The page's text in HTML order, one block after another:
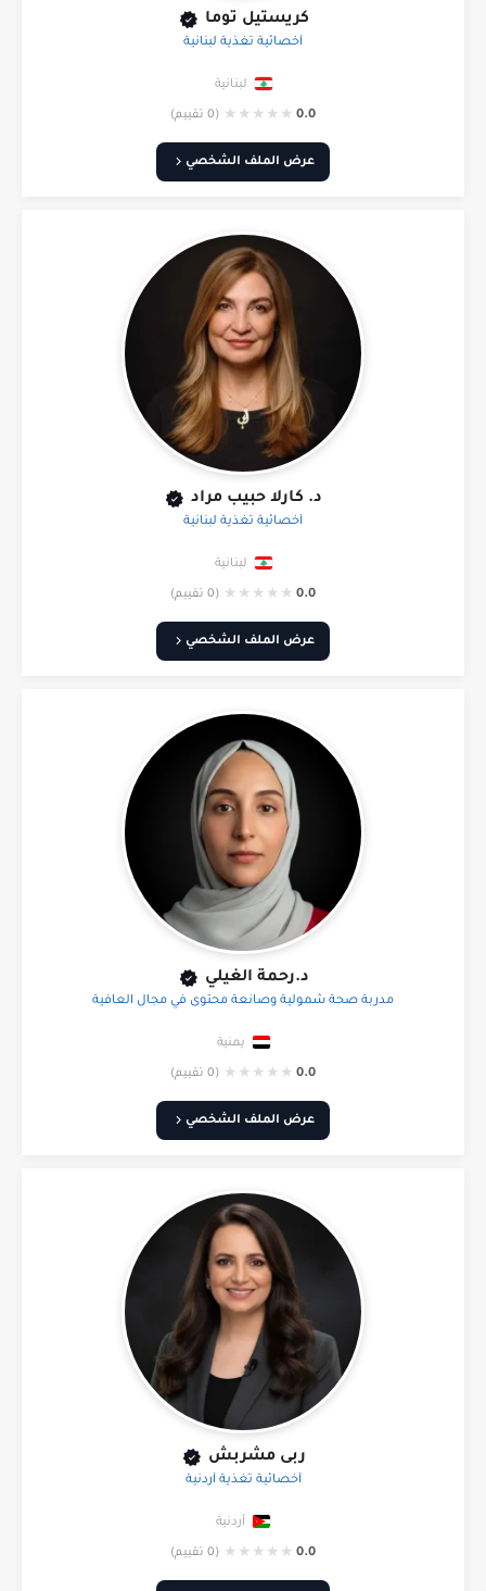
كريستيل توما
أخصائية تغذية لبنانية
لبنانية
0.0
★
★
★
★
★ (0 تقييم)
عرض الملف الشخصي
د. كارلا حبيب مراد
أخصائية تغذية لبنانية
لبنانية
0.0
★
★
★
★
★ (0 تقييم)
عرض الملف الشخصي
د.رحمة الغيلي
مدربة صحة شمولية وصانعة محتوى في مجال العافية
يمنية
0.0
★
★
★
★
★ (0 تقييم)
عرض الملف الشخصي
ربى مشربش
أخصائية تغذية أردنية
أردنية
0.0
★
★
★
★
★ (0 تقييم)